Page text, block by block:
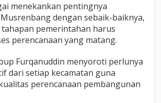
menekankan pentingnya
dengan sebaik-baiknya,
pemerintahan harus
perencanaan yang matang.
Furqanuddin menyoroti perlunya
dari setiap kecamatan guna
perencanaan pembangunan